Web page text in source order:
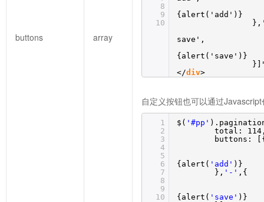
buttons array
8
9
10
{alert('add')}
save',
{alert('save')}
</div>
自定义按钮也可以通过
1
2
3
4
5
6
7
8
9
10
$( '#pp'
total:
buttons:
{alert( 'add' )}
}, '-' ,{
{alert( 'save' )}